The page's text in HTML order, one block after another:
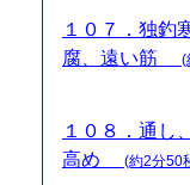
１０７．独釣
腐、遠い筋
(
１０８．通し
高め
(約2分50